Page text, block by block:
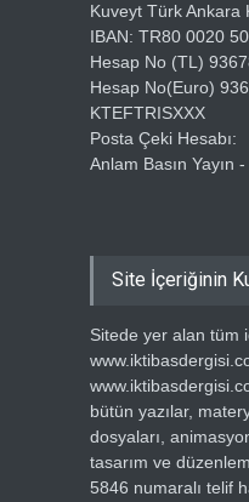
Kuveyt Türk Ankara
IBAN: TR80 0020
Hesap No (TL)
Hesap No(Euro)
KTEFTRISXXX
Posta Çeki Hesabı:
Anlam Basın Yayın
Site İçeriğinin
Sitede yer alan tüm
bütün yazılar,
dosyaları,
tasarım ve
5846 numaralı telif